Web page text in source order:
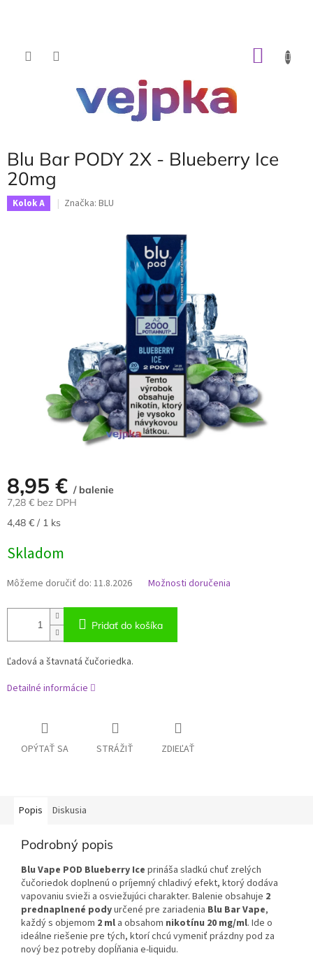
Blu Bar PODY 2X - Blueberry Ice
20mg
Kolok A Značka: BLU
8,95 € / balenie
7,28 € bez DPH
Jednotková
4,48 € / 1 ks
Skladom
Môžeme doručiť do: 11.8.2026 Možnosti doručenia
Pridať do košíka
Ľadová a štavnatá čučoriedka.
Detailné informácie
OPÝTAŤ SA STRÁŽIŤ ZDIEĽAŤ
Popis Diskusia
Podrobný popis
Blu Vape POD Blueberry Ice prináša sladkú chuť zrelých
čučoriedok doplnenú o príjemný chladivý efekt, ktorý dodáva
vapovaniu svieži a osviežujúci charakter. Balenie obsahuje 2
prednaplnené podyurčené pre zariadenia Blu Bar Vape,
každý s objemom 2 ml a obsahom nikotínu 20 mg/ml. Ide o
ideálne riešenie pre tých, ktorí chcú vymeniť prázdny pod za
nový bez potreby dopĺňania e-liquidu.